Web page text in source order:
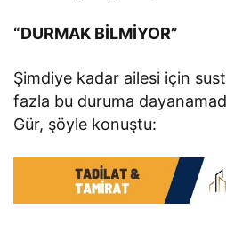
“DURMAK BİLMİYOR”
Şimdiye kadar ailesi için
fazla bu duruma
Gür, şöyle konuştu: